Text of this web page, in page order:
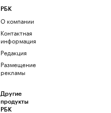
РБК
О компании
Контактная
информация
Редакция
Размещение
рекламы
Другие
продукты
РБК